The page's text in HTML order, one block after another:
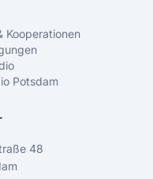
Kooperationen
Potsdam
48